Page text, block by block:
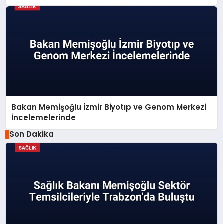
Bakan Memişoğlu İzmir Biyotıp ve Genom Merkezi
İncelemelerinde
Son Dakika